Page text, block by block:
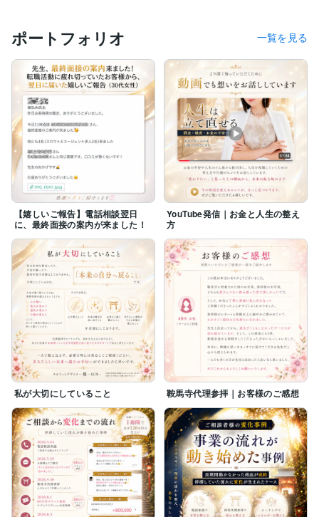
ポートフォリオ 一覧を見る
【嬉しいご報告】電話相談翌日
に、最終面接の案内が来ました！
YouTube発信｜お金と人生の整え
方
私が大切にしていること 鞍馬寺代理参拝｜お客様のご感想